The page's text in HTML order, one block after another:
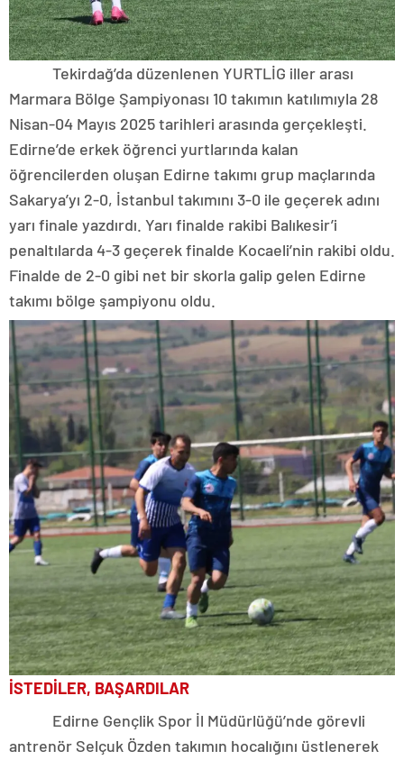
Tekirdağ’da düzenlenen YURTLİG iller arası
Marmara Bölge Şampiyonası 10 takımın katılımıyla 28
Nisan-04 Mayıs 2025 tarihleri arasında gerçekleşti.
Edirne’de erkek öğrenci yurtlarında kalan
öğrencilerden oluşan Edirne takımı grup maçlarında
Sakarya’yı 2-0, İstanbul takımını 3-0 ile geçerek adını
yarı finale yazdırdı. Yarı finalde rakibi Balıkesir’i
penaltılarda 4-3 geçerek finalde Kocaeli’nin rakibi oldu.
Finalde de 2-0 gibi net bir skorla galip gelen Edirne
takımı bölge şampiyonu oldu.
İSTEDİLER, BAŞARDILAR
Edirne Gençlik Spor İl Müdürlüğü’nde görevli
antrenör Selçuk Özden takımın hocalığını üstlenerek